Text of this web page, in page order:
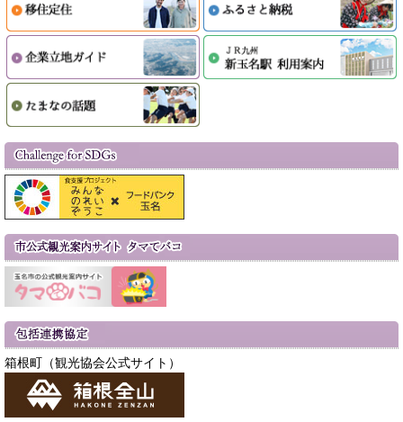
箱根町（観光協会公式サイト）